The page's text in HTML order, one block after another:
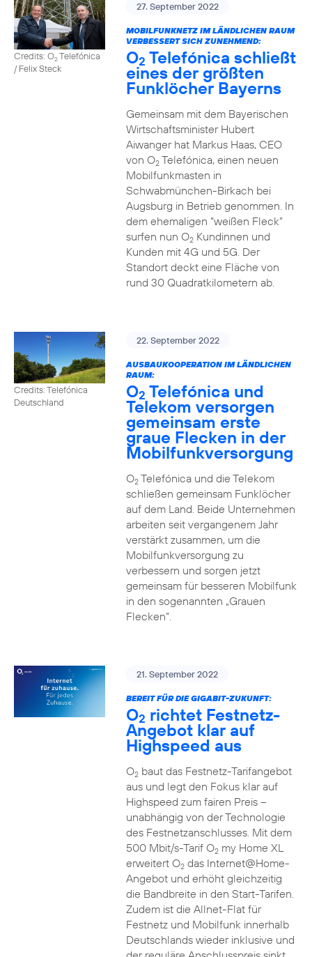
Credits: O2Telefónica
/ Felix Steck
27. September 2022
MOBILFUNKNETZ IM LÄNDLICHEN RAUM
VERBESSERT SICH ZUNEHMEND:
O2 Telefónica schließt
eines der größten
Funklöcher Bayerns
Gemeinsam mit dem Bayerischen
Wirtschaftsminister Hubert
Aiwanger hat Markus Haas, CEO
von O2Telefónica, einen neuen
Mobilfunkmasten in
Schwabmünchen-Birkach bei
Augsburg in Betrieb genommen. In
dem ehemaligen “weißen Fleck”
surfen nun O2Kundinnen und
Kunden mit 4G und 5G. Der
Standort deckt eine Fläche von
rund 30 Quadratkilometern ab.
Credits: Telefónica
Deutschland
22. September 2022
AUSBAUKOOPERATION IM LÄNDLICHEN
RAUM:
O2 Telefónica und
Telekom versorgen
gemeinsam erste
graue Flecken in der
Mobilfunkversorgung
O2Telefónica und die Telekom
schließen gemeinsam Funklöcher
auf dem Land. Beide Unternehmen
arbeiten seit vergangenem Jahr
verstärkt zusammen, um die
Mobilfunkversorgung zu
verbessern und sorgen jetzt
gemeinsam für besseren Mobilfunk
in den sogenannten „Grauen
Flecken“.
21. September 2022
BEREIT FÜR DIE GIGABIT-ZUKUNFT:
O2 richtet Festnetz-
Angebot klar auf
Highspeed aus
O2baut das Festnetz-Tarifangebot
aus und legt den Fokus klar auf
Highspeed zum fairen Preis –
unabhängig von der Technologie
des Festnetzanschlusses. Mit dem
500 Mbit/s-Tarif O2my Home XL
erweitert O2das Internet@Home-
Angebot und erhöht gleichzeitig
die Bandbreite in den Start-Tarifen.
Zudem ist die Allnet-Flat für
Festnetz und Mobilfunk innerhalb
Deutschlands wieder inklusive und